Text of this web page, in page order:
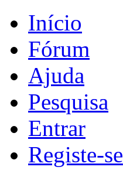
Início
Fórum
Ajuda
Pesquisa
Entrar
Registe-se